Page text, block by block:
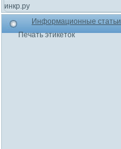
Информационные статьи
Печать этикеток